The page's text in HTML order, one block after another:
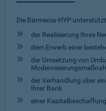
Die Barmenia-HYP
der Realisierung Ihres
dem Erwerb einer
der Umsetzung von
der Verhandlung über
Ihrer Bank
einer